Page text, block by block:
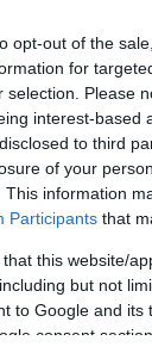
opt-out of the
for
selection. Please
interest-based
to third
of your
This information
Participants that
that this website/
but not
to Google and
consent section.